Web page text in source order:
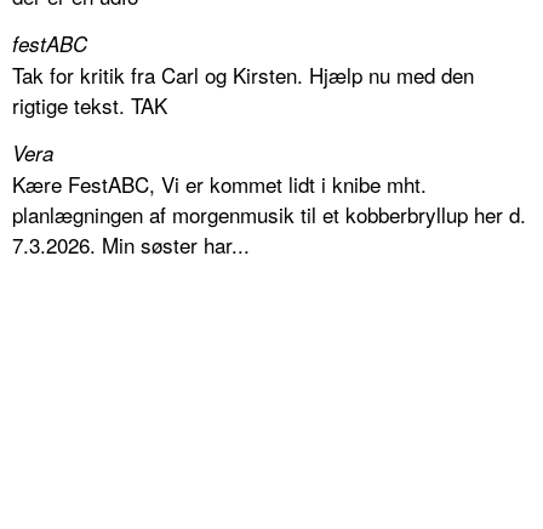
festABC
Tak for kritik fra Carl og Kirsten. Hjælp nu med den
rigtige tekst. TAK
Vera
Kære FestABC, Vi er kommet lidt i knibe mht.
planlægningen af morgenmusik til et kobberbryllup her d.
7.3.2026. Min søster har...